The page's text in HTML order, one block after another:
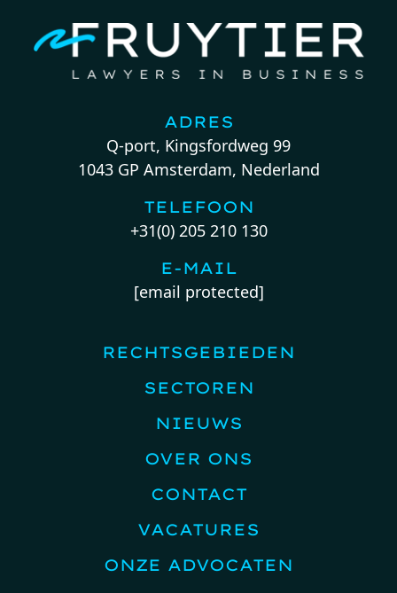
ADRES
Q-port, Kingsfordweg 99
1043 GP Amsterdam, Nederland
TELEFOON
+31(0) 205 210 130
E-MAIL
[email protected]
RECHTSGEBIEDEN
SECTOREN
NIEUWS
OVER ONS
CONTACT
VACATURES
ONZE ADVOCATEN